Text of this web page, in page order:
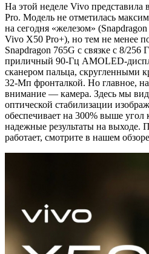
На этой неделе Vivo
Pro. Модель не отметилась
на сегодня «железом»
Vivo X50 Pro+), но тем не менее
Snapdragon 765G с связке с 8/
приличный 90-Гц AMOLED-
сканером пальца, скругленными
32-Мп фронталкой. Но главное, на
внимание — камера. Здесь мы
оптической стабилизации
обеспечивает на 300% выше угол
надежные результаты на выходе.
работает, смотрите в нашем